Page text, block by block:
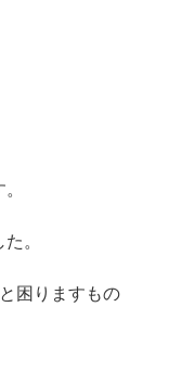
。
困りますもの